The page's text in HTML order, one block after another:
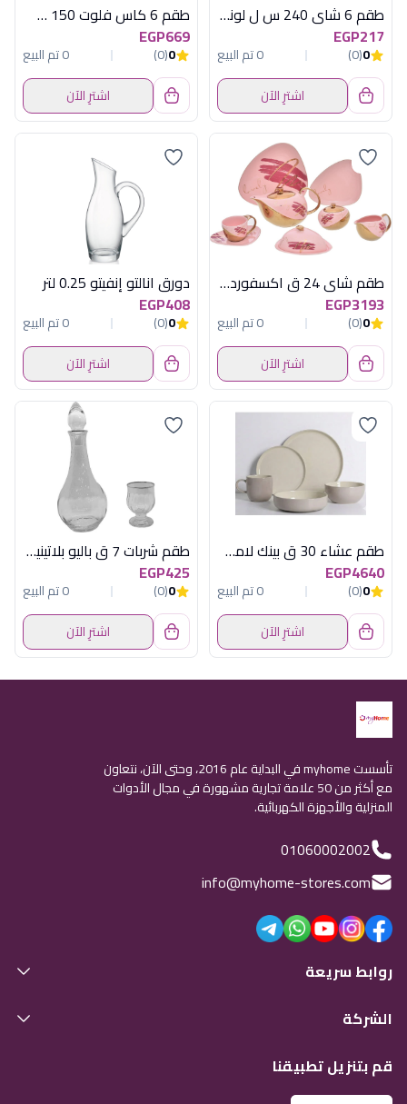
طقم 6 شاى 240 س ل لونا سادة
EGP217
0
(0)
0 تم البيع
اشترِ الآن
طقم 6 كاس فلوت 150 س ل تركواز في لاين
EGP669
0
(0)
0 تم البيع
اشترِ الآن
طقم شاى 24 ق اكسفورد TJ0033
EGP3193
0
(0)
0 تم البيع
اشترِ الآن
دورق انالتو إنفيتو 0.25 لتر
EGP408
0
(0)
0 تم البيع
اشترِ الآن
طقم عشاء 30 ق بينك لامع الفريدو
EGP4640
0
(0)
0 تم البيع
اشترِ الآن
طقم شربات 7 ق باليو بلاتينيوم
EGP425
0
(0)
0 تم البيع
اشترِ الآن
تأسست myhome في البداية عام 2016، وحتى الآن، نتعاون
مع أكثر من 50 علامة تجارية مشهورة في مجال الأدوات
المنزلية والأجهزة الكهربائية.
01060002002
info@myhome-stores.com
روابط سريعة
الشركة
قم بتنزيل تطبيقنا